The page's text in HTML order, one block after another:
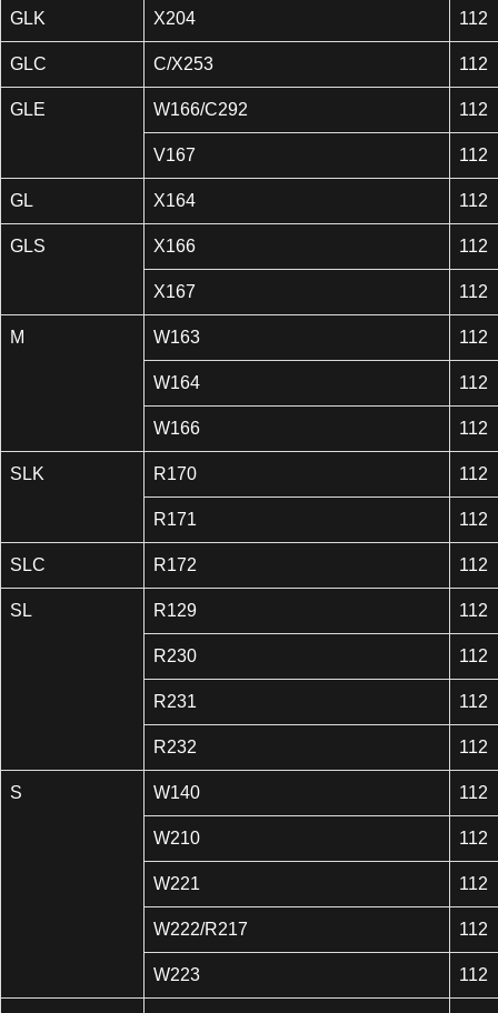
GLK X204 112
GLC C/X253 112
GLE W166/C292 112
V167 112
GL X164 112
GLS X166 112
X167 112
M W163 112
W164 112
W166 112
SLK R170 112
R171 112
SLC R172 112
SL R129 112
R230 112
R231 112
R232 112
S W140 112
W210 112
W221 112
W222/R217 112
W223 112